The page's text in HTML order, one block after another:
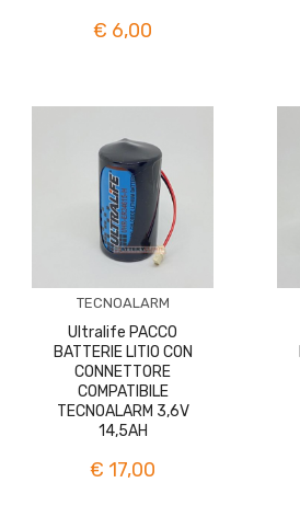
€ 6,00
TECNOALARM
Ultralife PACCO
BATTERIE LITIO CON
CONNETTORE
COMPATIBILE
TECNOALARM 3,6V
14,5AH
€ 17,00